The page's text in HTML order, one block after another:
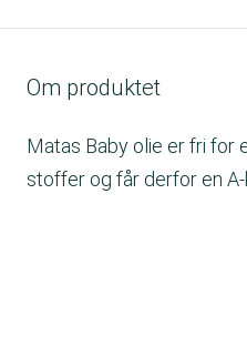
Om produktet
Matas Baby olie er fri for
stoffer og får derfor en A-